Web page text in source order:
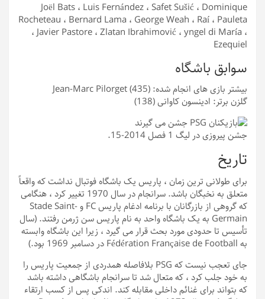
Joël Bats ، Luis Fernández ، Safet Sušić ، Dominique
Rocheteau ، Bernard Lama ، George Weah ، Raí ، Pauleta
، Javier Pastore ، Zlatan Ibrahimović ، yngel di María ،
Ezequiel
سوابق باشگاه
بیشتر بازی های انجام شده: Jean-Marc Pilorget (435)
گلزن برتر: ادینسون کاوانی (138)
جشن پیروزی در لیگ 1 فصل 2014-15.
تاریخ
برای طولانی ترین زمان ، پاریس یک باشگاه فوتبال نداشت که واقعاً
متعلق به نخبگان باشد. سرانجام در سال 1970 تغییر کرد ، هنگامی
که گروهی از بازرگانان با برنامه ادغام پاریس FC و Stade Saint-
Germain به یک باشگاه واحد به نام پاریس سن ژرمن رفتند. (سال
تأسیس تا حدودی مورد بحث قرار می گیرد ، زیرا این باشگاه وابسته
به Fédération Française de Football در دسامبر 1969 بود.)
جای تعجب نیست که PSG بلافاصله همدردی از جمعیت پاریس را
به خود جلب کرد ، که متعال شد تا سرانجام باشگاهی داشته باشد
که بتواند برای غنائم داخلی مقابله کند. اندکی پس از کسب ارتقاء